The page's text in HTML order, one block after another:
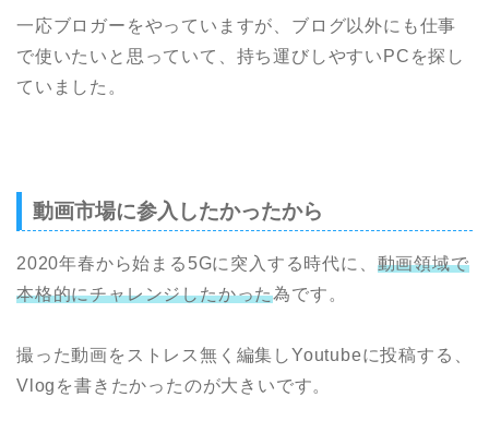
一応ブロガーをやっていますが、ブログ以外にも仕事
で使いたいと思っていて、持ち運びしやすいPCを探し
ていました。
動画市場に参入したかったから
2020年春から始まる5Gに突入する時代に、 動画領域で
本格的にチャレンジしたかった為です。
撮った動画をストレス無く編集しYoutubeに投稿する、
Vlogを書きたかったのが大きいです。